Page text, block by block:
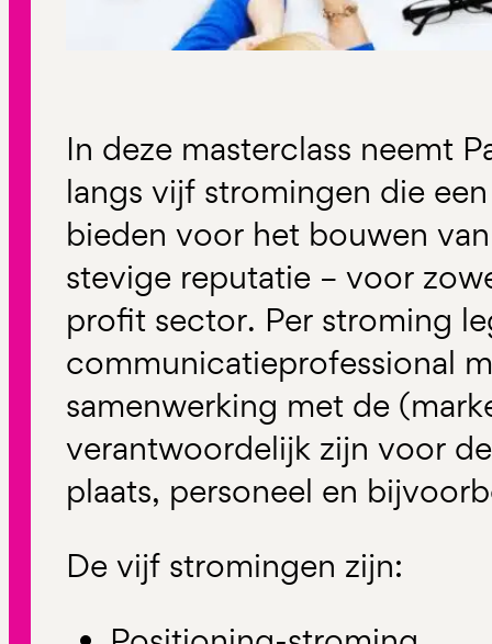
In deze masterclass neemt
langs vijf stromingen die
bieden voor het bouwen
stevige reputatie – voor
profit sector. Per stroming
communicatieprofessional
samenwerking met de
verantwoordelijk zijn voor
plaats, personeel en
De vijf stromingen zijn: